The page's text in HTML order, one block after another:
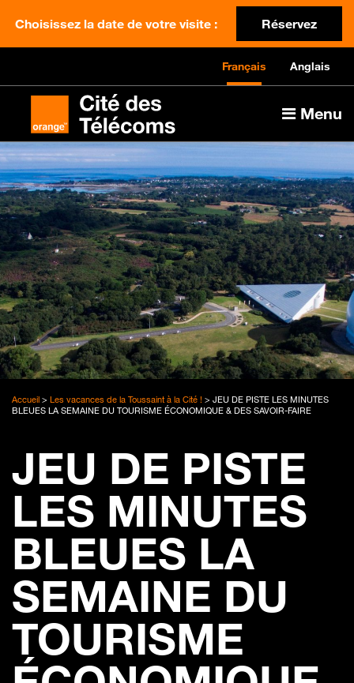
Choisissez la date de votre visite : Réservez
Français Anglais
Menu
Accueil > Les vacances de la Toussaint à la Cité ! > JEU DE PISTE LES MINUTES
BLEUES LA SEMAINE DU TOURISME ÉCONOMIQUE & DES SAVOIR-FAIRE
JEU DE PISTE
LES MINUTES
BLEUES LA
SEMAINE DU
TOURISME